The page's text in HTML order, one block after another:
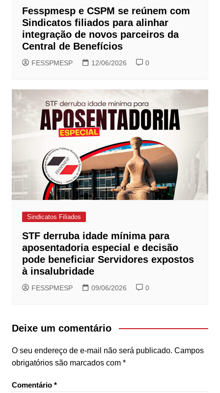
Fesspmesp e CSPM se reúnem com
Sindicatos filiados para alinhar
integração de novos parceiros da
Central de Benefícios
FESSPMESP 12/06/2026 0
Sindicatos Filiados
STF derruba idade mínima para
aposentadoria especial e decisão
pode beneficiar Servidores expostos
à insalubridade
FESSPMESP 09/06/2026 0
Deixe um comentário
O seu endereço de e-mail não será publicado. Campos
obrigatórios são marcados com *
Comentário *